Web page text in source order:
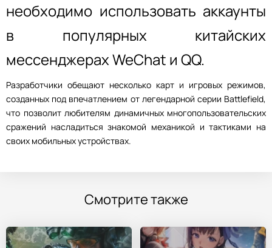
необходимо использовать аккаунты
в популярных китайских
мессенджерах WeChat и QQ.
Разработчики обещают несколько карт и игровых режимов,
созданных под впечатлением от легендарной серии Battlefield,
что позволит любителям динамичных многопользовательских
сражений насладиться знакомой механикой и тактиками на
своих мобильных устройствах.
Смотрите также